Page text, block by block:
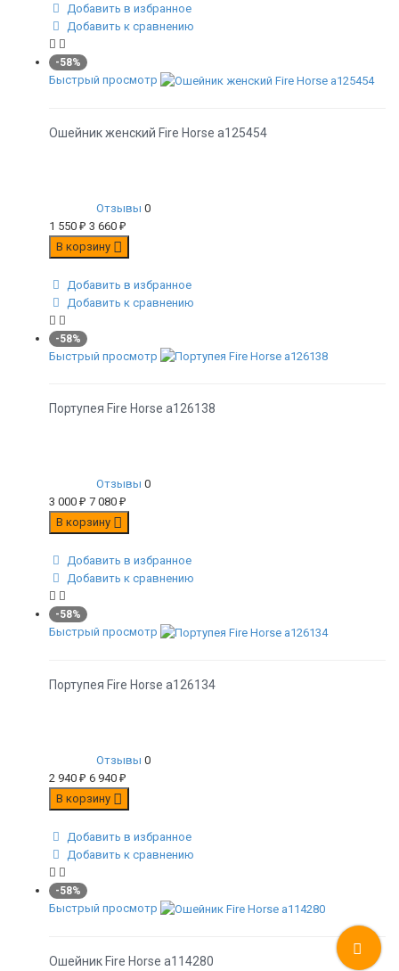
Добавить в избранное
Добавить к сравнению
-58%
Быстрый просмотр
Ошейник женский Fire Horse а125454
Отзывы 0
1 550 ₽ 3 660 ₽
В корзину
Добавить в избранное
Добавить к сравнению
-58%
Быстрый просмотр
Портупея Fire Horse а126138
Отзывы 0
3 000 ₽ 7 080 ₽
В корзину
Добавить в избранное
Добавить к сравнению
-58%
Быстрый просмотр
Портупея Fire Horse а126134
Отзывы 0
2 940 ₽ 6 940 ₽
В корзину
Добавить в избранное
Добавить к сравнению
-58%
Быстрый просмотр
Ошейник Fire Horse а114280